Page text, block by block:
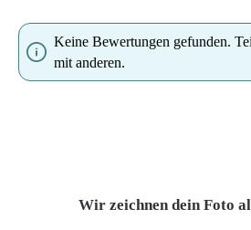
Keine Bewertungen gefunden.
mit anderen.
Wir zeichnen dein Foto